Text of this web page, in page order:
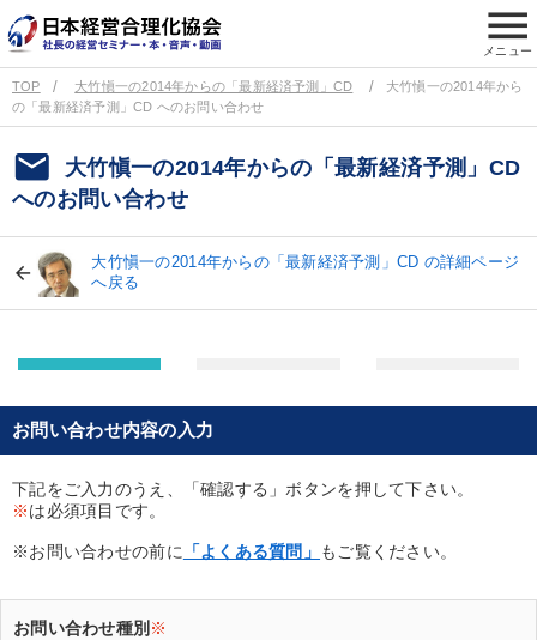
menu
メニュー
TOP 大竹愼一の2014年からの「最新経済予測」CD
大竹愼一の2014年から
の「最新経済予測」CD へのお問い合わせ
email
大竹愼一の2014年からの「最新経済予測」CD
へのお問い合わせ
大竹愼一の2014年からの「最新経済予測」CD の詳細ページ
へ戻る
お問い合わせ内容の入力
下記をご入力のうえ、「確認する」ボタンを押して下さい。
※は必須項目です。
※お問い合わせの前に 「よくある質問」 もご覧ください。
お問い合わせ種別 ※